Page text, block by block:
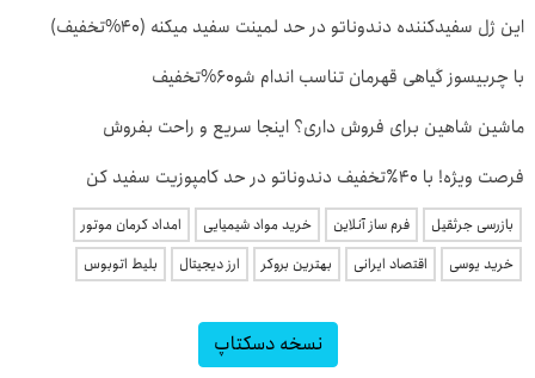
این ژل سفیدکننده دندوناتو در حد لمینت سفید میکنه (40%تخفیف)
با چربیسوز گیاهی قهرمان تناسب اندام شو60%تخفیف
ماشین شاهین برای فروش داری؟ اینجا سریع و راحت بفروش
فرصت ویژه! با 40٪تخفیف دندوناتو در حد کامپوزیت سفید کن
بازرسی جرثقیل فرم ساز آنلاین خرید مواد شیمیایی
امداد کرمان موتور
خرید یوسی
اقتصاد ایرانی بهترین بروکر ارز دیجیتال بلیط اتوبوس
نسخه دسکتاپ